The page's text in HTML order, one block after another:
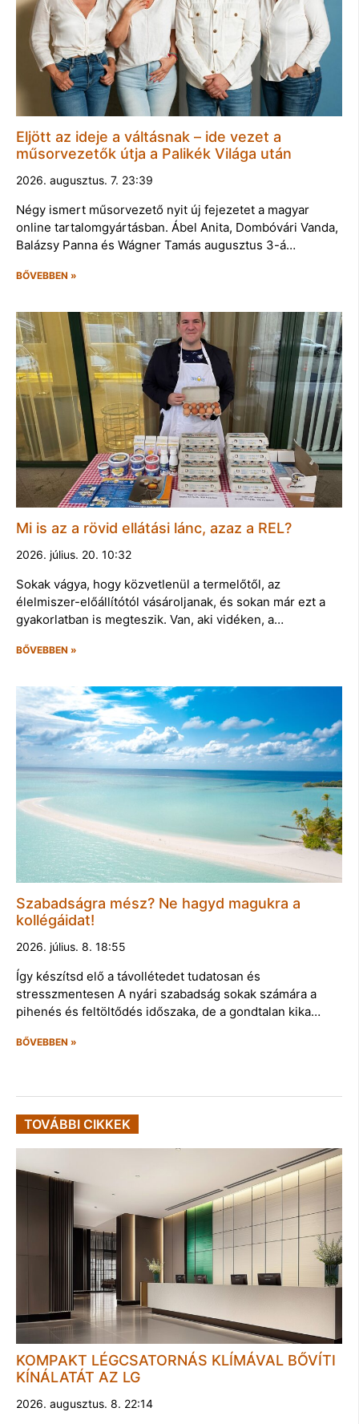
Eljött az ideje a váltásnak – ide vezet a
műsorvezetők útja a Palikék Világa után
2026. augusztus. 7. 23:39
Négy ismert műsorvezető nyit új fejezetet a magyar
online tartalomgyártásban. Ábel Anita, Dombóvári Vanda,
Balázsy Panna és Wágner Tamás augusztus 3-á…
BŐVEBBEN »
Mi is az a rövid ellátási lánc, azaz a REL?
2026. július. 20. 10:32
Sokak vágya, hogy közvetlenül a termelőtől, az
élelmiszer-előállítótól vásároljanak, és sokan már ezt a
gyakorlatban is megteszik. Van, aki vidéken, a…
BŐVEBBEN »
Szabadságra mész? Ne hagyd magukra a
kollégáidat!
2026. július. 8. 18:55
Így készítsd elő a távollétedet tudatosan és
stresszmentesen A nyári szabadság sokak számára a
pihenés és feltöltődés időszaka, de a gondtalan kika…
BŐVEBBEN »
TOVÁBBI CIKKEK
KOMPAKT LÉGCSATORNÁS KLÍMÁVAL BŐVÍTI
KÍNÁLATÁT AZ LG
2026. augusztus. 8. 22:14